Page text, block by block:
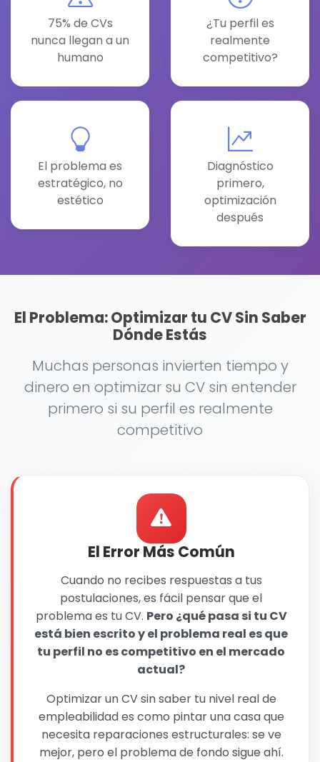
75% de CVs
nunca llegan a un
humano
¿Tu perfil es
realmente
competitivo?
El problema es
estratégico, no
estético
Diagnóstico
primero,
optimización
después
El Problema: Optimizar tu CV Sin Saber
Dónde Estás
Muchas personas invierten tiempo y
dinero en optimizar su CV sin entender
primero si su perfil es realmente
competitivo
El Error Más Común
Cuando no recibes respuestas a tus
postulaciones, es fácil pensar que el
problema es tu CV. Pero ¿qué pasa si tu CV
está bien escrito y el problema real es que
tu perfil no es competitivo en el mercado
actual?
Optimizar un CV sin saber tu nivel real de
empleabilidad es como pintar una casa que
necesita reparaciones estructurales: se ve
mejor, pero el problema de fondo sigue ahí.